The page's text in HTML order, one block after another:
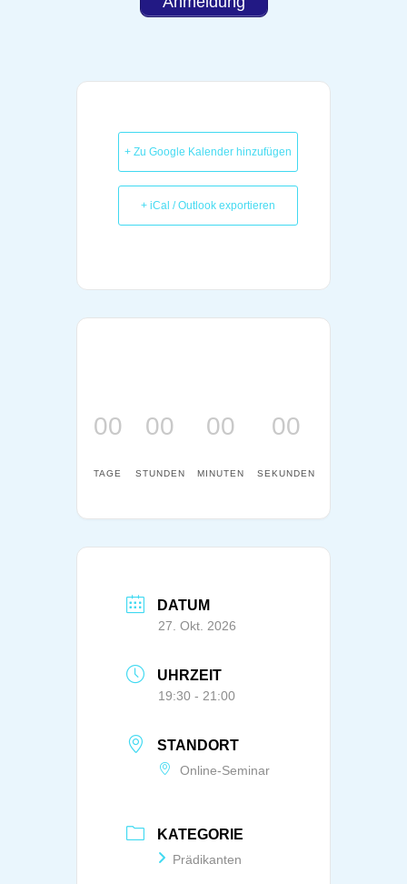
+ Zu Google Kalender hinzufügen
+ iCal / Outlook exportieren
00
TAGE
00
STUNDEN
00
MINUTEN
00
SEKUNDEN
DATUM
27. Okt. 2026
UHRZEIT
19:30 - 21:00
STANDORT
Online-Seminar
KATEGORIE
Prädikanten